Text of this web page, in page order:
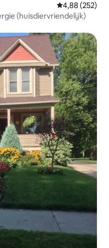
Gemiddelde
4,88 (252)
(huisdiervriendelijk)